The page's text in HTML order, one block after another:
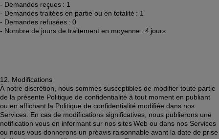
- Demandes reçues : 1
- Demandes traitées en partie ou en totalité : 1
- Demandes refusées : 0
- Nombre de jours de traitement en moyenne : 4 jours
12. Modifications
À notre discrétion, nous sommes susceptibles de modifier toute partie
de la présente Politique de confidentialité à tout moment en publiant
ou en affichant la Politique de confidentialité modifiée dans nos
Services. En cas de modifications significatives, nous publierons une
notification vous en informant sur nos sites Web ou dans nos Services
ou nous vous donnerons un préavis raisonnable avant la date de prise